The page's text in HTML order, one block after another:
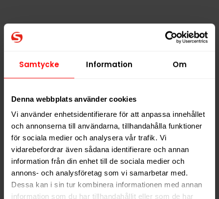
Samtycke Information Om
Denna webbplats använder cookies
Vi använder enhetsidentifierare för att anpassa innehållet
och annonserna till användarna, tillhandahålla funktioner
för sociala medier och analysera vår trafik. Vi
vidarebefordrar även sådana identifierare och annan
information från din enhet till de sociala medier och
annons- och analysföretag som vi samarbetar med.
Dessa kan i sin tur kombinera informationen med annan
information som du har tillhandahållit eller som de har
On! Tropical Spice
Slut i lager
On! Tropical Spice
Slut i lager
NYTT PRIS NYTT PRIS